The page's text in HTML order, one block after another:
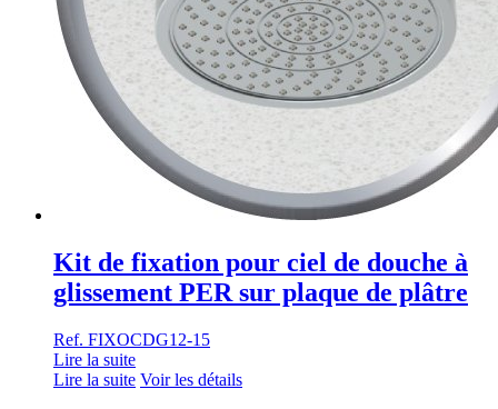
Kit de fixation pour ciel de douche à
glissement PER sur plaque de plâtre
Ref. FIXOCDG12-15
Lire la suite
Lire la suite Voir les détails